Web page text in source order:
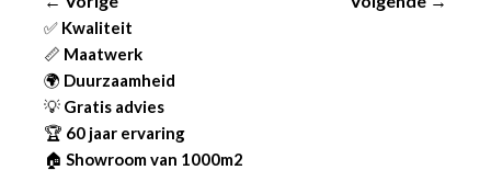
✅ Kwaliteit
📏 Maatwerk
🌍 Duurzaamheid
💡 Gratis advies
🏆 60 jaar ervaring
🏠 Showroom van 1000m2